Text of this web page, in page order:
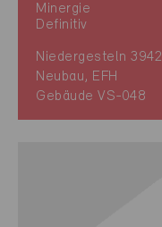
Minergie
Definitiv
Niedergesteln 3942
Neubau, EFH
Gebäude VS-048